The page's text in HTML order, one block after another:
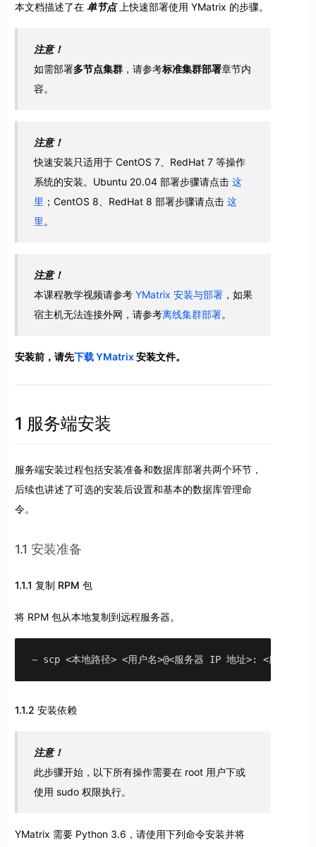
本文档描述了在 单节点上快速部署使用 YMatrix 的步骤。
注意！
如需部署多节点集群 ，请参考标准集群部署章节内
容。
注意！
快速安装只适用于 CentOS 7、RedHat 7 等操作
系统的安装。Ubuntu 20.04 部署步骤请点击这
里 ；CentOS 8、RedHat 8 部署步骤请点击这
里 。
注意！
本课程教学视频请参考YMatrix 安装与部署 ，如果
宿主机无法连接外网，请参考离线集群部署。
安装前，请先下载 YMatrix安装文件。
1 服务端安装
服务端安装过程包括安装准备和数据库部署共两个环节，
后续也讲述了可选的安装后设置和基本的数据库管理命
令。
1.1 安装准备
1.1.1 复制 RPM 包
将 RPM 包从本地复制到远程服务器。
~ scp <本地路径> <用户名>@<服务器 IP 地址>: <服务器路
1.1.2 安装依赖
注意！
此步骤开始，以下所有操作需要在 root 用户下或
使用 sudo 权限执行。
YMatrix 需要 Python 3.6，请使用下列命令安装并将